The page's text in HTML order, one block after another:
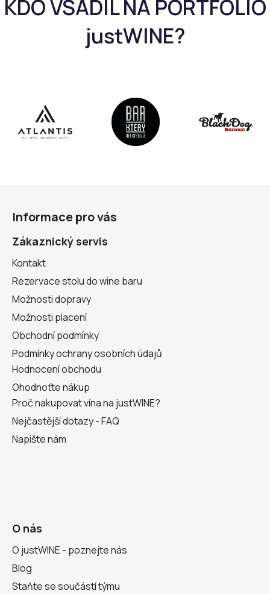
Informace pro vás
Zákaznický servis
Kontakt
Rezervace stolu do wine baru
Možnosti dopravy
Možnosti placení
Obchodní podmínky
Podmínky ochrany osobních údajů
Hodnocení obchodu
Ohodnoťte nákup
Proč nakupovat vína na justWINE?
Nejčastější dotazy - FAQ
Napište nám
O nás
O justWINE - poznejte nás
Blog
Staňte se součástí týmu